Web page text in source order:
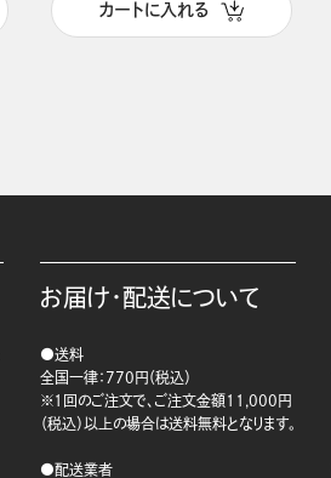
カートに入れる
お届け・配送について
●送料
全国一律：770円（税込）
※1回のご注文で、ご注文金額11,000円
（税込）以上の場合は送料無料となります。
●配送業者